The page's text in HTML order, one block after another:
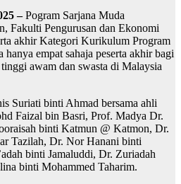
–Pogram Sarjana Muda
Fakulti Pengurusan dan Ekonomi
akhir Kategori Kurikulum Program
empat sahaja peserta akhir bagi
awam dan swasta di Malaysia
Suriati binti Ahmad bersama ahli
Faizal bin Basri, Prof. Madya Dr.
binti Katmun @ Katmon, Dr.
Tazilah, Dr. Nor Hanani binti
binti Jamaluddi, Dr. Zuriadah
binti Mohammed Taharim.